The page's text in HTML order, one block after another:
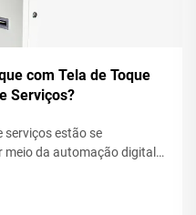
com Tela de Toque
Serviços?
serviços estão se
da automação digital,